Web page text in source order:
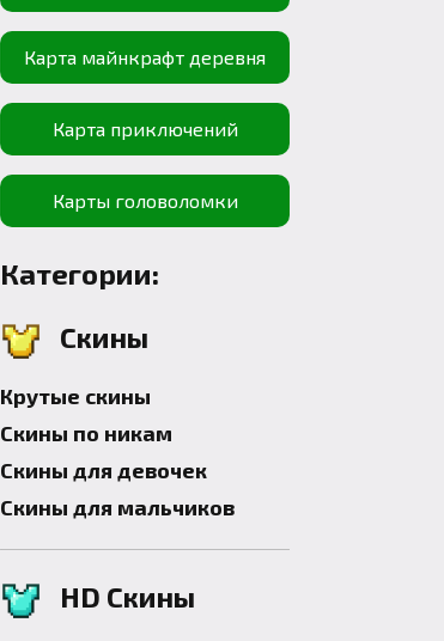
Карта майнкрафт деревня
Карта приключений
Карты головоломки
Категории:
Скины
Крутые скины
Скины по никам
Скины для девочек
Скины для мальчиков
HD Скины